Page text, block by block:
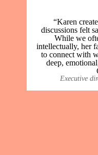
“Karen
discussions felt
While we
intellectually, her
to connect with
deep,
Executive